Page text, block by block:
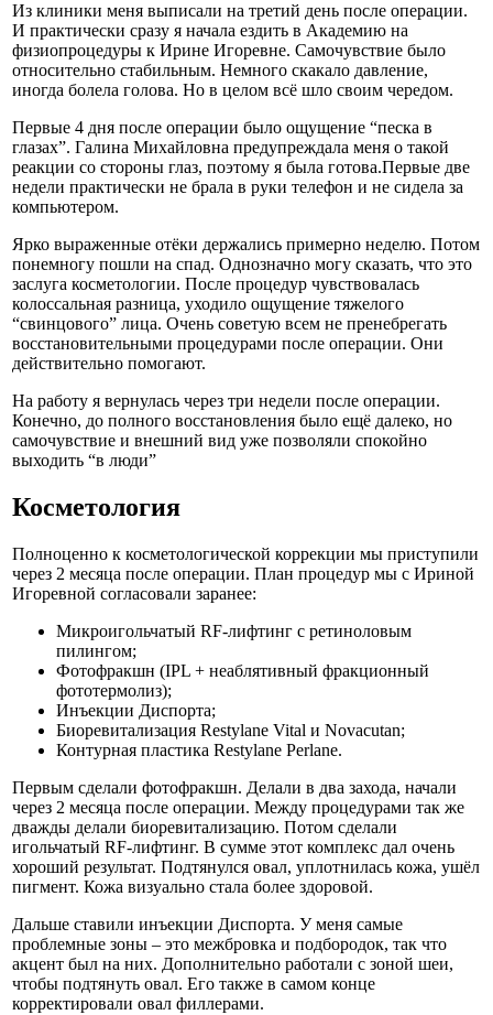
Из клиники меня выписали на третий день после операции.
И практически сразу я начала ездить в Академию на
физиопроцедуры к Ирине Игоревне. Самочувствие было
относительно стабильным. Немного скакало давление,
иногда болела голова. Но в целом всё шло своим чередом.
Первые 4 дня после операции было ощущение “песка в
глазах”. Галина Михайловна предупреждала меня о такой
реакции со стороны глаз, поэтому я была готова.Первые две
недели практически не брала в руки телефон и не сидела за
компьютером.
Ярко выраженные отёки держались примерно неделю. Потом
понемногу пошли на спад. Однозначно могу сказать, что это
заслуга косметологии. После процедур чувствовалась
колоссальная разница, уходило ощущение тяжелого
“свинцового” лица. Очень советую всем не пренебрегать
восстановительными процедурами после операции. Они
действительно помогают.
На работу я вернулась через три недели после операции.
Конечно, до полного восстановления было ещё далеко, но
самочувствие и внешний вид уже позволяли спокойно
выходить “в люди”
Косметология
Полноценно к косметологической коррекции мы приступили
через 2 месяца после операции. План процедур мы с Ириной
Игоревной согласовали заранее:
Микроигольчатый RF-лифтинг с ретиноловым
пилингом;
Фотофракшн (IPL + неаблятивный фракционный
фототермолиз);
Инъекции Диспорта;
Биоревитализация Restylane Vital и Novacutan;
Контурная пластика Restylane Perlane.
Первым сделали фотофракшн. Делали в два захода, начали
через 2 месяца после операции. Между процедурами так же
дважды делали биоревитализацию. Потом сделали
игольчатый RF-лифтинг. В сумме этот комплекс дал очень
хороший результат. Подтянулся овал, уплотнилась кожа, ушёл
пигмент. Кожа визуально стала более здоровой.
Дальше ставили инъекции Диспорта. У меня самые
проблемные зоны – это межбровка и подбородок, так что
акцент был на них. Дополнительно работали с зоной шеи,
чтобы подтянуть овал. Его также в самом конце
корректировали овал филлерами.